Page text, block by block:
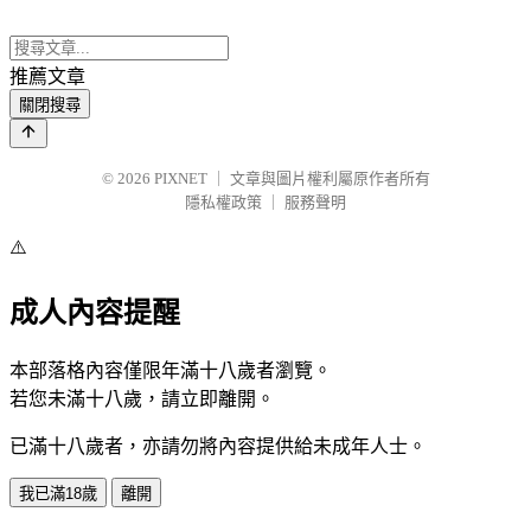
推薦文章
關閉搜尋
© 2026 PIXNET
文章與圖片權利屬原作者所有
隱私權政策
服務聲明
⚠️
成人內容提醒
本部落格內容僅限年滿十八歲者瀏覽。
若您未滿十八歲，請立即離開。
已滿十八歲者，亦請勿將內容提供給未成年人士。
我已滿18歲 離開